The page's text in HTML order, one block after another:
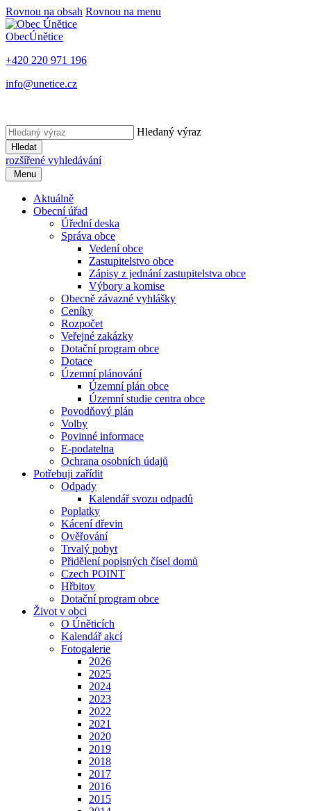
Rovnou na obsah Rovnou na menu
ObecÚnětice
+420 220 971 196
info@unetice.cz
Hledaný výraz
Hledat
rozšířené vyhledávání
Menu
Aktuálně
Obecní úřad
Úřední deska
Správa obce
Vedení obce
Zastupitelstvo obce
Zápisy z jednání zastupitelstva obce
Výbory a komise
Obecně závazné vyhlášky
Ceníky
Rozpočet
Veřejné zakázky
Dotační program obce
Dotace
Územní plánování
Územní plán obce
Územní studie centra obce
Povodňový plán
Volby
Povinné informace
E-podatelna
Ochrana osobních údajů
Potřebuji zařídit
Odpady
Kalendář svozu odpadů
Poplatky
Kácení dřevin
Ověřování
Trvalý pobyt
Přidělení popisných čísel domů
Czech POINT
Hřbitov
Dotační program obce
Život v obci
O Úněticích
Kalendář akcí
Fotogalerie
2026
2025
2024
2023
2022
2021
2020
2019
2018
2017
2016
2015